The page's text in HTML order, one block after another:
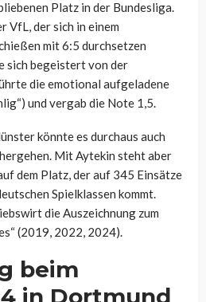
Platz in der Bundesliga.
VfL, der sich in einem
mit 6:5 durchsetzen
sich begeistert von der
die emotional aufgeladene
und vergab die Note 1,5.
könnte es durchaus auch
Mit Aytekin steht aber
dem Platz, der auf 345 Einsätze
Spielklassen kommt.
die Auszeichnung zum
(2019, 2022, 2024).
beim